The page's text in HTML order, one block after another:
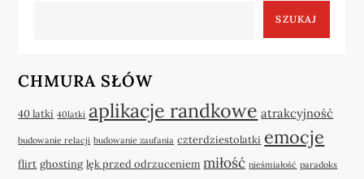
SZUKAJ
CHMURA SŁÓW
40 latki 40latki aplikacje randkowe atrakcyjność
budowanie relacji budowanie zaufania czterdziestolatki emocje
flirt ghosting lęk przed odrzuceniem miłość nieśmiałość paradoks